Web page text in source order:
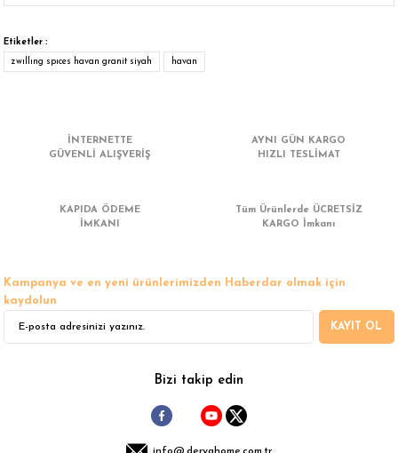
Yorum Yaz
yetersiz gördüğünüz noktaları öneri formunu kullanarak tarafımıza
iletebilirsiniz.
Görüş ve önerileriniz için teşekkür ederiz.
Ürün açıklamasında eksik bilgiler bulunuyor.
Bu ürüne benzer farklı alternatifler olmalı.
Etiketler :
zwıllıng spıces havan granit siyah
havan
İNTERNETTE
GÜVENLİ ALIŞVERİŞ
AYNI GÜN KARGO
HIZLI TESLİMAT
KAPIDA ÖDEME
İMKANI
Tüm Ürünlerde ÜCRETSİZ
KARGO İmkanı
Kampanya ve en yeni ürünlerimizden Haberdar olmak için
kaydolun
KAYIT OL
Bizi takip edin
info@.deryahome.com.tr